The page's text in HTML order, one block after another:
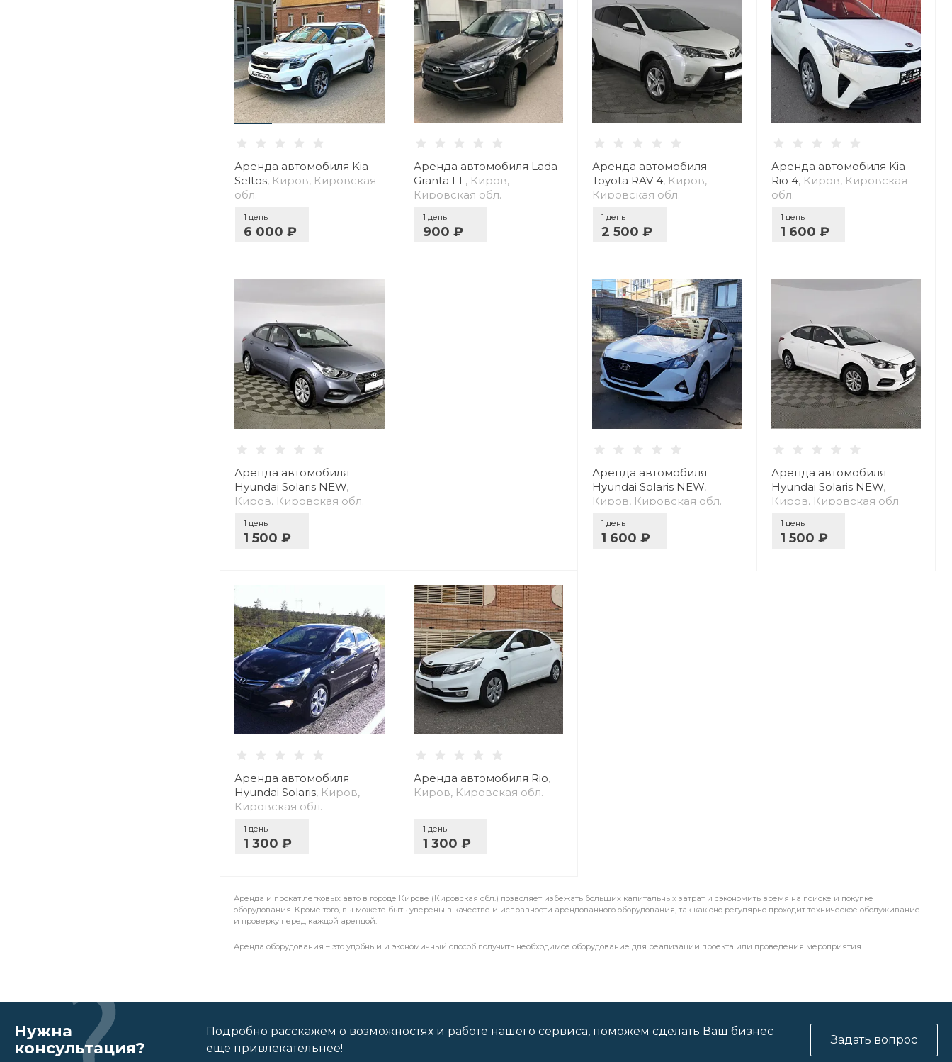
Аренда автомобиля Kia
Seltos, Киров, Кировская
обл.
1 день
6 000 ₽
Аренда автомобиля Lada
Granta FL, Киров,
Кировская обл.
1 день
900 ₽
Аренда автомобиля
Toyota RAV 4, Киров,
Кировская обл.
1 день
2 500 ₽
Аренда автомобиля Kia
Rio 4, Киров, Кировская
обл.
1 день
1 600 ₽
Аренда автомобиля
Hyundai Solaris NEW,
Киров, Кировская обл.
1 день
1 500 ₽
Аренда автомобиля
Hyundai Solaris NEW,
Киров, Кировская обл.
1 день
1 600 ₽
Аренда автомобиля
Hyundai Solaris NEW,
Киров, Кировская обл.
1 день
1 500 ₽
Аренда автомобиля
Hyundai Solaris, Киров,
Кировская обл.
1 день
1 300 ₽
Аренда автомобиля Rio,
Киров, Кировская обл.
1 день
1 300 ₽
Аренда и прокат легковых авто в городе Кирове (Кировская обл.) позволяет избежать больших капитальных затрат и сэкономить время на поиске и покупке
оборудования. Кроме того, вы можете быть уверены в качестве и исправности арендованного оборудования, так как оно регулярно проходит техническое обслуживание
и проверку перед каждой арендой.
Аренда оборудования – это удобный и экономичный способ получить необходимое оборудование для реализации проекта или проведения мероприятия.
Нужна
консультация?
Подробно расскажем о возможностях и работе нашего сервиса, поможем сделать Ваш бизнес
еще привлекательнее!
Задать вопрос